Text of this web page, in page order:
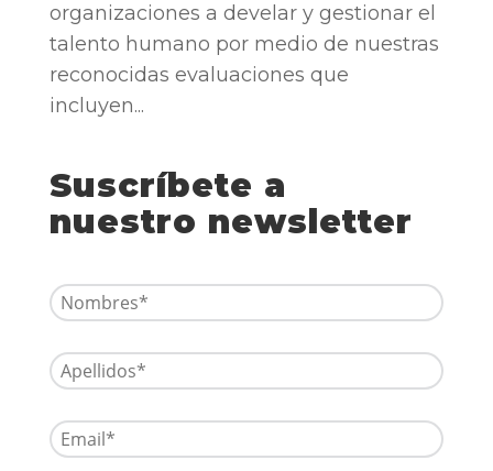
organizaciones a develar y gestionar el
talento humano por medio de nuestras
reconocidas evaluaciones que
incluyen...
Suscríbete a
nuestro newsletter